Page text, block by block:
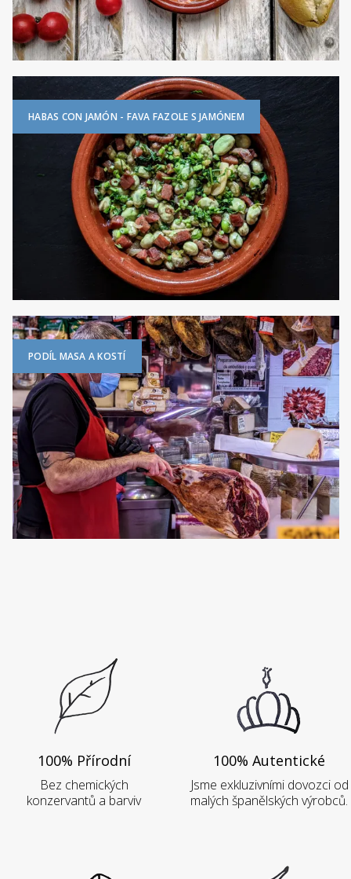
HABAS CON JAMÓN - FAVA FAZOLE S JAMÓNEM
PODÍL MASA A KOSTÍ
100% Přírodní
Bez chemických
konzervantů a barviv
100% Autentické
Jsme exkluzivními dovozci od
malých španělských výrobců.